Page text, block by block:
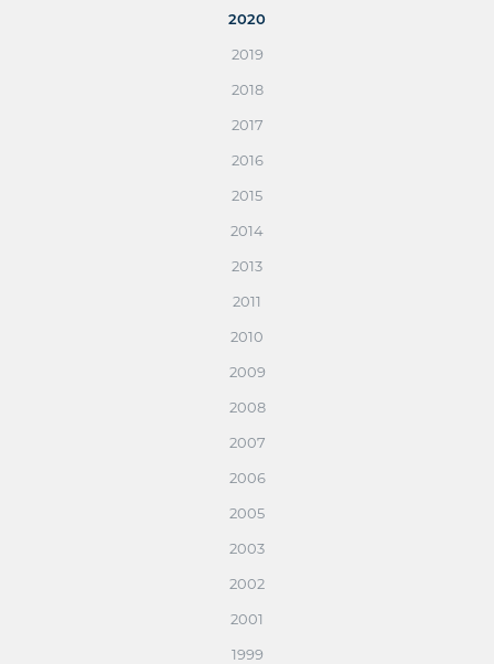
2020
2019
2018
2017
2016
2015
2014
2013
2011
2010
2009
2008
2007
2006
2005
2003
2002
2001
1999